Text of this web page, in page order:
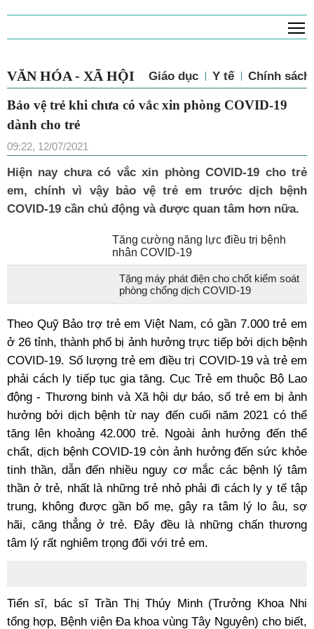
VĂN HÓA - XÃ HỘI Giáo dục Y tế Chính sách
Bảo vệ trẻ khi chưa có vắc xin phòng COVID-19
dành cho trẻ
09:22, 12/07/2021
Hiện nay chưa có vắc xin phòng COVID-19 cho trẻ
em, chính vì vậy bảo vệ trẻ em trước dịch bệnh
COVID-19 cần chủ động và được quan tâm hơn nữa.
Tăng cường năng lực điều trị bệnh
nhân COVID-19
Tặng máy phát điện cho chốt kiểm soát
phòng chống dịch COVID-19
Theo Quỹ Bảo trợ trẻ em Việt Nam, có gần 7.000 trẻ em
ở 26 tỉnh, thành phố bị ảnh hưởng trực tiếp bởi dịch bệnh
COVID-19. Số lượng trẻ em điều trị COVID-19 và trẻ em
phải cách ly tiếp tục gia tăng. Cục Trẻ em thuộc Bộ Lao
động - Thương binh và Xã hội dự báo, số trẻ em bị ảnh
hưởng bởi dịch bệnh từ nay đến cuối năm 2021 có thể
tăng lên khoảng 42.000 trẻ. Ngoài ảnh hưởng đến thể
chất, dịch bệnh COVID-19 còn ảnh hưởng đến sức khỏe
tinh thần, dẫn đến nhiều nguy cơ mắc các bệnh lý tâm
thần ở trẻ, nhất là những trẻ nhỏ phải đi cách ly y tế tập
trung, không được gần bố mẹ, gây ra tâm lý lo âu, sợ
hãi, căng thẳng ở trẻ. Đây đều là những chấn thương
tâm lý rất nghiêm trọng đối với trẻ em.
Tiến sĩ, bác sĩ Trần Thị Thúy Minh (Trưởng Khoa Nhi
tổng hợp, Bệnh viện Đa khoa vùng Tây Nguyên) cho biết,